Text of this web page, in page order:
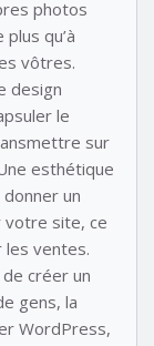
photos
qu’à
vôtres.
design
le
sur
esthétique
un
votre site, ce
les ventes.
créer un
gens, la
WordPress,